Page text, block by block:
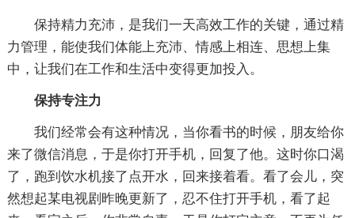
保持精力充沛，是我们一天高效工作的关键，通过精
力管理，能使我们体能上充沛、情感上相连、思想上集
中，让我们在工作和生活中变得更加投入。
保持专注力
我们经常会有这种情况，当你看书的时候，朋友给你
来了微信消息，于是你打开手机，回复了他。这时你口渴
了，跑到饮水机接了点开水，回来接着看。看了会儿，突
然想起某电视剧昨晚更新了，忍不住打开手机，看了起